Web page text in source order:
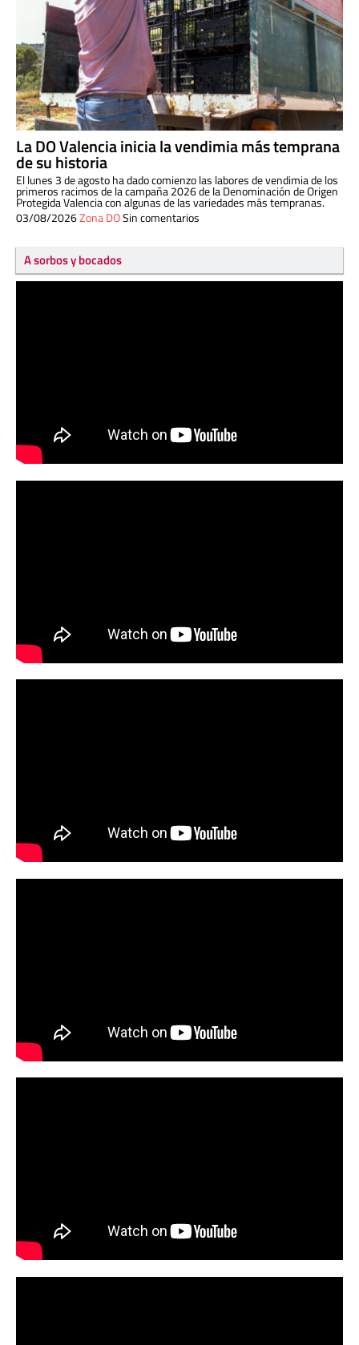
La DO Valencia inicia la vendimia más temprana
de su historia
El lunes 3 de agosto ha dado comienzo las labores de vendimia de los
primeros racimos de la campaña 2026 de la Denominación de Origen
Protegida Valencia con algunas de las variedades más tempranas.
03/08/2026Zona DOSin comentarios
A sorbos y bocados